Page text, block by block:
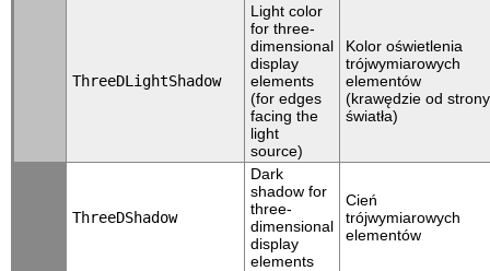
ThreeDLightShadow
Light color
for three-
dimensional
display
elements
(for edges
facing the
light
source)
Kolor oświetlenia
trójwymiarowych
elementów
(krawędzie od strony
światła)
ThreeDShadow
Dark
shadow for
three-
dimensional
display
elements
Cień
trójwymiarowych
elementów